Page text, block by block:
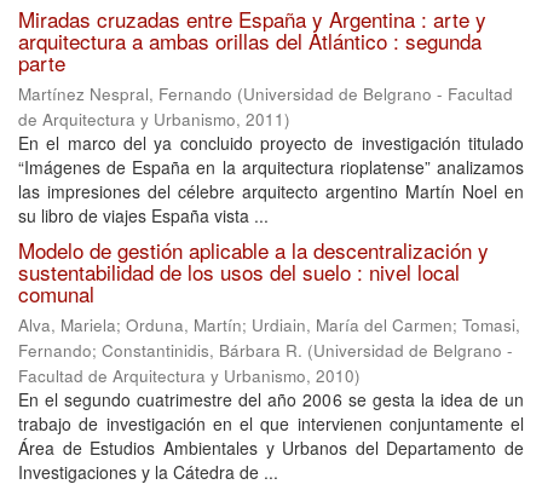
Miradas cruzadas entre España y Argentina : arte y
arquitectura a ambas orillas del Atlántico : segunda
parte
Martínez Nespral, Fernando (Universidad de Belgrano - Facultad
de Arquitectura y Urbanismo, 2011)
En el marco del ya concluido proyecto de investigación titulado
“Imágenes de España en la arquitectura rioplatense” analizamos
las impresiones del célebre arquitecto argentino Martín Noel en
su libro de viajes España vista ...
Modelo de gestión aplicable a la descentralización y
sustentabilidad de los usos del suelo : nivel local
comunal
Alva, Mariela; Orduna, Martín; Urdiain, María del Carmen; Tomasi,
Fernando; Constantinidis, Bárbara R. (Universidad de Belgrano -
Facultad de Arquitectura y Urbanismo, 2010)
En el segundo cuatrimestre del año 2006 se gesta la idea de un
trabajo de investigación en el que intervienen conjuntamente el
Área de Estudios Ambientales y Urbanos del Departamento de
Investigaciones y la Cátedra de ...